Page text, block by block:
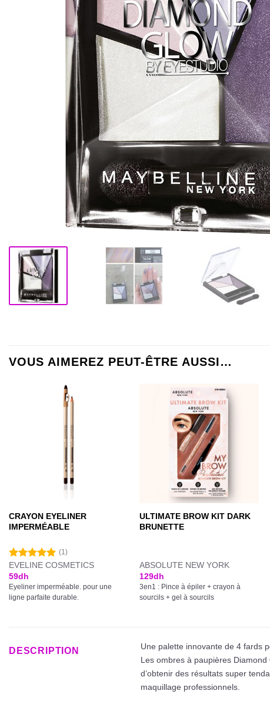
VOUS AIMEREZ PEUT-ÊTRE AUSSI…
CRAYON EYELINER
IMPERMÉABLE
Note5.00
sur 5
(1)
EVELINE COSMETICS
59dh
Eyeliner imperméable. pour une
ligne parfaite durable.
ULTIMATE BROW KIT DARK
BRUNETTE
ABSOLUTE NEW YORK
129dh
3en1 : Pince à épiler + crayon à
sourcils + gel à sourcils
DESCRIPTION
Une palette innovante de 4 fards
Les ombres à paupières
d’obtenir des résultats super
maquillage professionnels.